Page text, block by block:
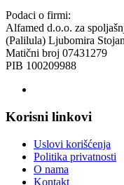
Podaci o firmi:
Alfamed d.o.o. za
(Palilula) Ljubomira
Matični broj 07431279
PIB 100209988
Korisni linkovi
Uslovi korišćenja
Politika privatnosti
O nama
Kontakt